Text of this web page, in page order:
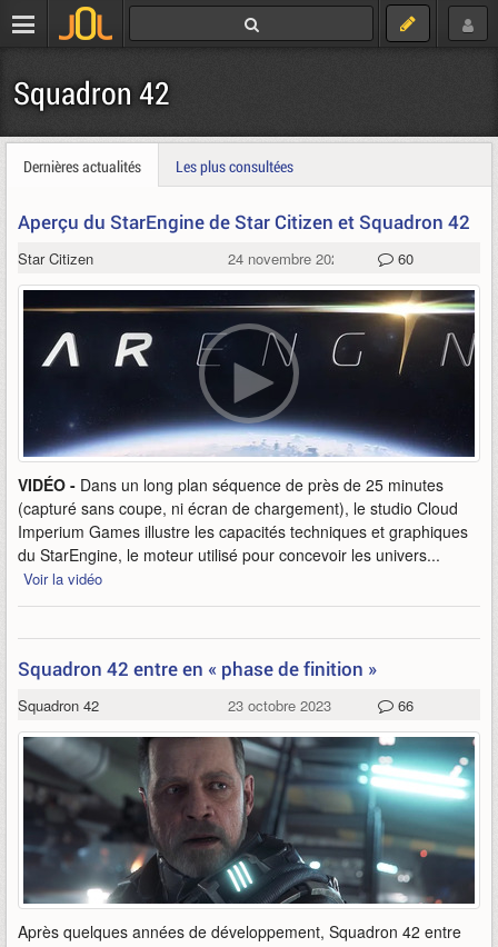
Squadron 42
Dernières actualités Les plus consultées
Aperçu du StarEngine de Star Citizen et Squadron 42
Star Citizen 24 novembre 2023 60
VIDÉO - Dans un long plan séquence de près de 25 minutes
(capturé sans coupe, ni écran de chargement), le studio Cloud
Imperium Games illustre les capacités techniques et graphiques
du StarEngine, le moteur utilisé pour concevoir les univers...
Voir la vidéo
Squadron 42 entre en « phase de finition »
Squadron 42 23 octobre 2023 66
Après quelques années de développement, Squadron 42 entre